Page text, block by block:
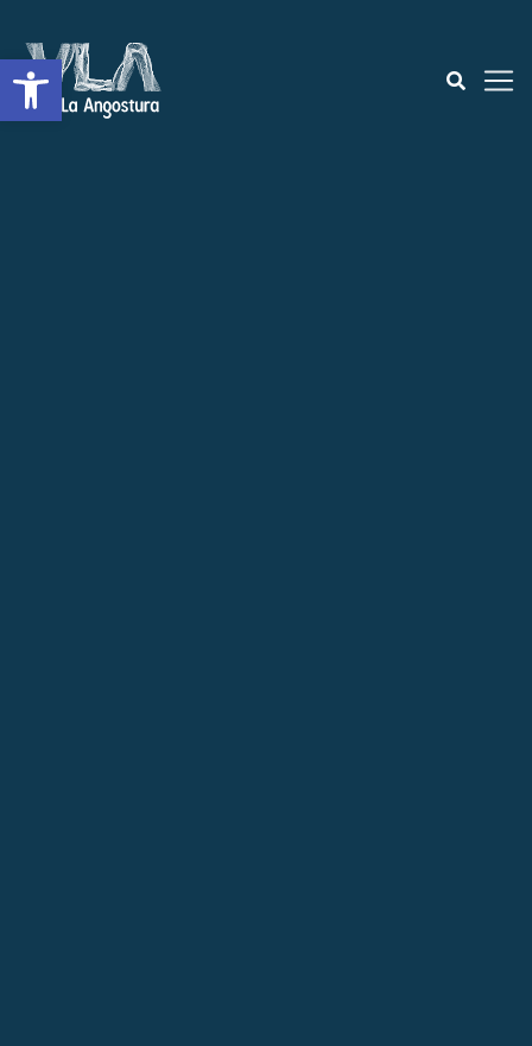
Open toolbar